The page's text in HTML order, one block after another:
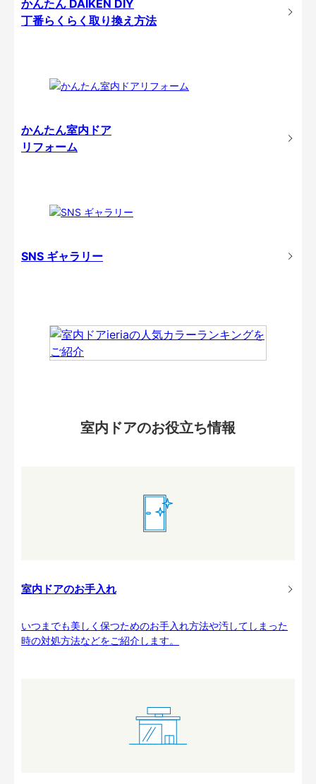
かんたん DAIKEN DIY
丁番らくらく取り換え方法
かんたん室内ドア
リフォーム
SNS ギャラリー
室内ドアのお役立ち情報
室内ドアのお手入れ
いつまでも美しく保つためのお手入れ方法や汚してしまった
時の対処方法などをご紹介します。